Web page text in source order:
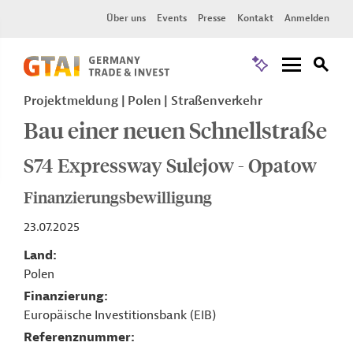
Über uns Events Presse Kontakt Anmelden
Projektmeldung Polen Straßenverkehr
Bau einer neuen Schnellstraße
S74 Expressway Sulejow - Opatow
Finanzierungsbewilligung
23.07.2025
Land
Polen
Finanzierung
Europäische Investitionsbank (EIB)
Referenznummer